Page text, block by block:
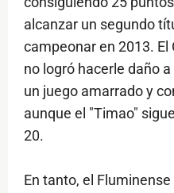
alcanzar un segundo
campeonar en 2013.
no logró hacerle daño
un juego amarrado y
aunque el "Timao"
20.
En tanto, el